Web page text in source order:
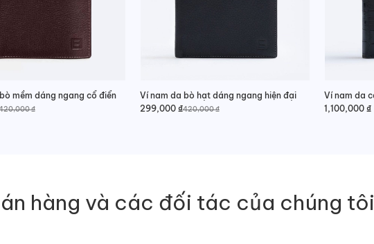
mềm dáng ngang cổ điển
₫
Ví nam da bò hạt dáng ngang hiện đại
420,000₫
Giá
299,000 ₫
Giá
1,100,000 ₫
hàng và các đối tác của chúng tôi